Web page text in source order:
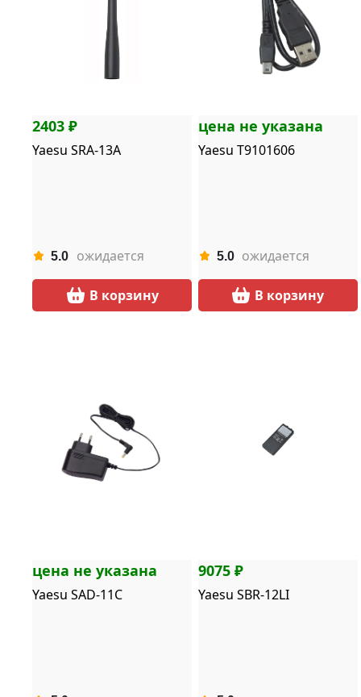
2403 ₽
Yaesu SRA-13A
5.0 ожидается
В корзину
цена не указана
Yaesu T9101606
5.0 ожидается
В корзину
цена не указана
Yaesu SAD-11C
9075 ₽
Yaesu SBR-12LI